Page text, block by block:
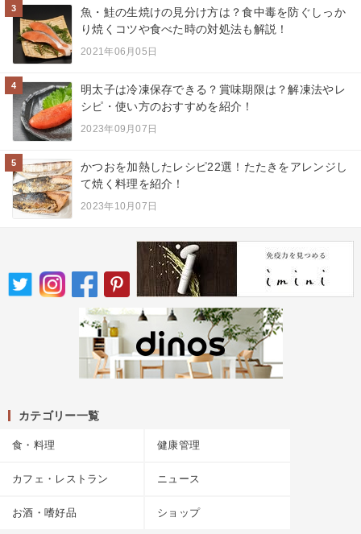
3
魚・鮭の生焼けの見分け方は？食中毒を防ぐしっか
り焼くコツや食べた時の対処法も解説！
2021年06月05日
4
明太子は冷凍保存できる？賞味期限は？解凍法やレ
シピ・使い方のおすすめを紹介！
2023年09月07日
5
かつおを加熱したレシピ22選！たたきをアレンジし
て焼く料理を紹介！
2023年10月07日
カテゴリー一覧
食・料理 健康管理
カフェ・レストラン ニュース
お酒・嗜好品 ショップ